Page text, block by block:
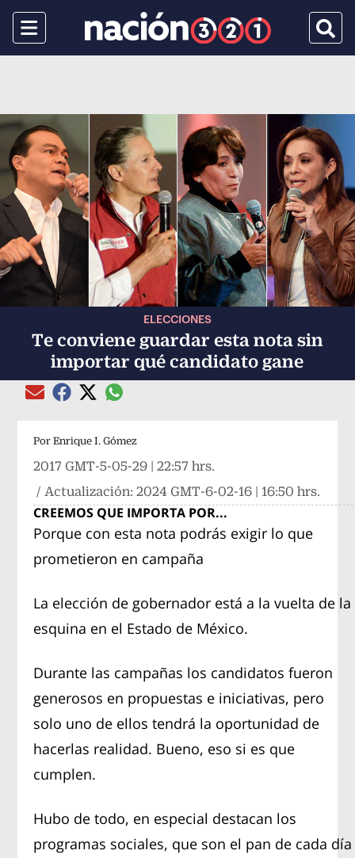
Menu
ELECCIONES
Te conviene guardar esta nota sin
importar qué candidato gane
Compartir el artículo actual mediante Email
Compartir el artículo actual mediante Facebook
Compartir el artículo actual mediante Twitter
Compartir el artículo actual mediante
Por Enrique I. Gómez
2017 GMT-5-05-29 | 22:57 hrs.
/ Actualización:2024 GMT-6-02-16 | 16:50 hrs.
CREEMOS QUE IMPORTA POR...
Porque con esta nota podrás exigir lo que
prometieron en campaña
La elección de gobernador está a la vuelta de la
esquina en el Estado de México.
Durante las campañas los candidatos fueron
generosos en propuestas e iniciativas, pero
solo uno de ellos tendrá la oportunidad de
hacerlas realidad. Bueno, eso si es que
cumplen.
Hubo de todo, en especial destacan los
programas sociales, que son el pan de cada día